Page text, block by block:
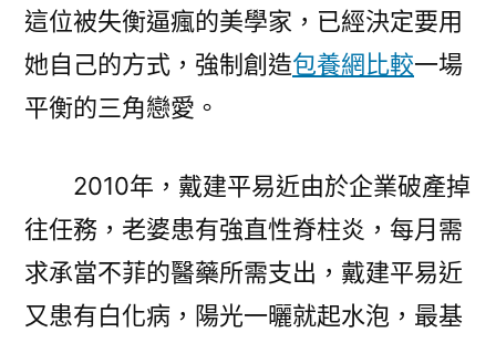
這位被失衡逼瘋的美學家，已經決定要用
她自己的方式，強制創造包養網比較一場
平衡的三角戀愛。
2010年，戴建平易近由於企業破產掉
往任務，老婆患有強直性脊柱炎，每月需
求承當不菲的醫藥所需支出，戴建平易近
又患有白化病，陽光一曬就起水泡，最基